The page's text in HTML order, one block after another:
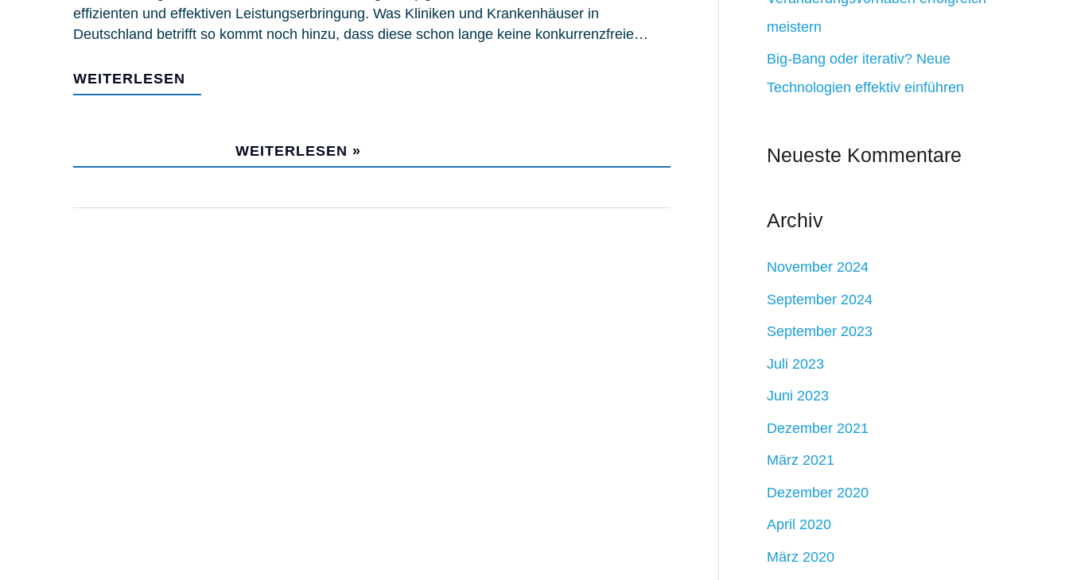
effizienten und effektiven Leistungserbringung. Was Kliniken und Krankenhäuser in
Deutschland betrifft so kommt noch hinzu, dass diese schon lange keine konkurrenzfreie…
WEITERLESEN
WEITERLESEN »
meistern
Big-Bang oder iterativ? Neue
Technologien effektiv einführen
Neueste Kommentare
Archiv
November 2024
September 2024
September 2023
Juli 2023
Juni 2023
Dezember 2021
März 2021
Dezember 2020
April 2020
März 2020